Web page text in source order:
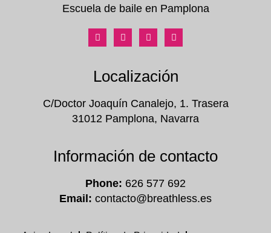
Escuela de baile en Pamplona
Localización
C/Doctor Joaquín Canalejo, 1. Trasera
31012 Pamplona, Navarra
Información de contacto
Phone: 626 577 692
Email: contacto@breathless.es